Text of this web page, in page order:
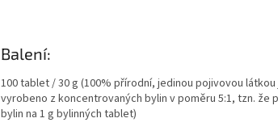
Balení:
100 tablet / 30 g (100% přírodní, jedinou pojivovou
vyrobeno z koncentrovaných bylin v poměru 5:1, tzn. že
bylin na 1 g bylinných tablet)